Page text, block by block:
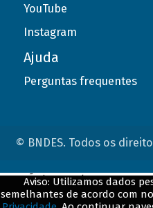
YouTube
Instagram
Ajuda
Perguntas frequentes
© BNDES. Todos os
Aviso: Utilizamos dados
semelhantes de acordo com
ConteÃºdo complementar
${title}${badge}